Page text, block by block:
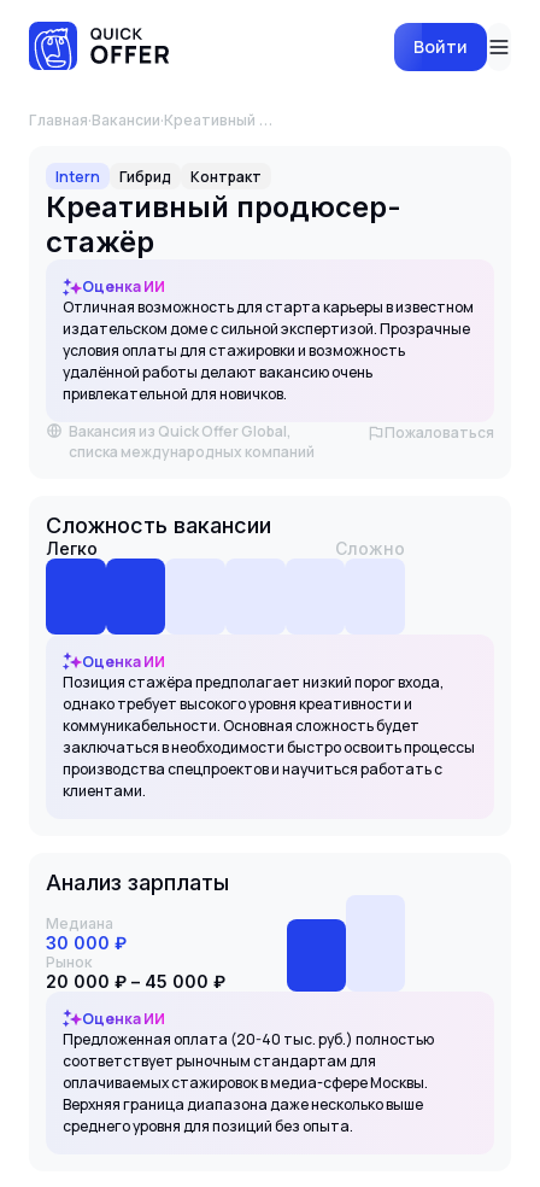
Войти
Главная·Вакансии· Креативный продюсер-стажёр
Intern Гибрид Контракт
Креативный продюсер-
стажёр
Оценка ИИ
Отличная возможность для старта карьеры в известном
издательском доме с сильной экспертизой. Прозрачные
условия оплаты для стажировки и возможность
удалённой работы делают вакансию очень
привлекательной для новичков.
Вакансия из Quick Offer Global,
списка международных компаний
Пожаловаться
Сложность вакансии
Легко Сложно
Оценка ИИ
Позиция стажёра предполагает низкий порог входа,
однако требует высокого уровня креативности и
коммуникабельности. Основная сложность будет
заключаться в необходимости быстро освоить процессы
производства спецпроектов и научиться работать с
клиентами.
Анализ зарплаты
Медиана
30 000 ₽
Рынок
20 000 ₽ – 45 000 ₽
Оценка ИИ
Предложенная оплата (20-40 тыс. руб.) полностью
соответствует рыночным стандартам для
оплачиваемых стажировок в медиа-сфере Москвы.
Верхняя граница диапазона даже несколько выше
среднего уровня для позиций без опыта.